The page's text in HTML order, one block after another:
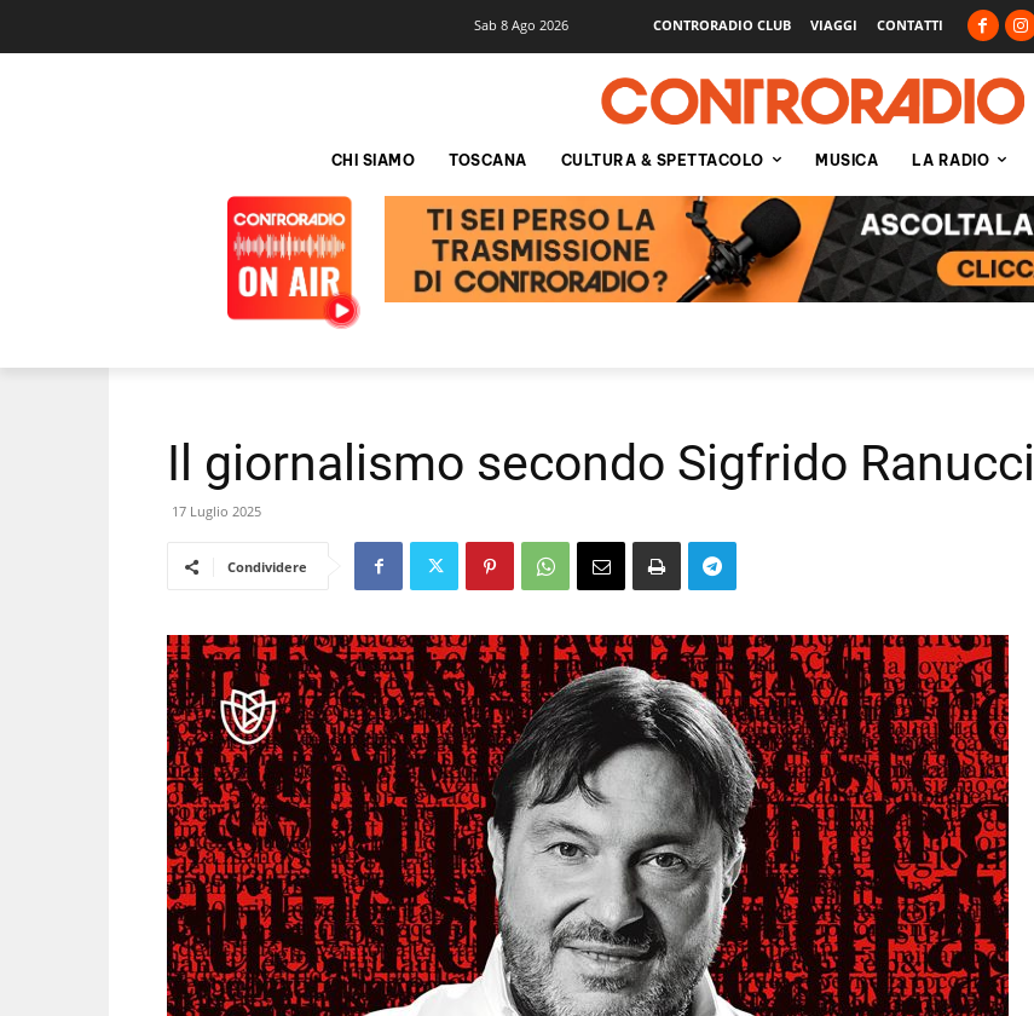
Sab 8 Ago 2026 CONTRORADIO CLUB VIAGGI CONTATTI
CHI SIAMO TOSCANA CULTURA & SPETTACOLO MUSICA LA RADIO
Il giornalismo secondo Sigfrido Ranucci
17 Luglio 2025
Condividere